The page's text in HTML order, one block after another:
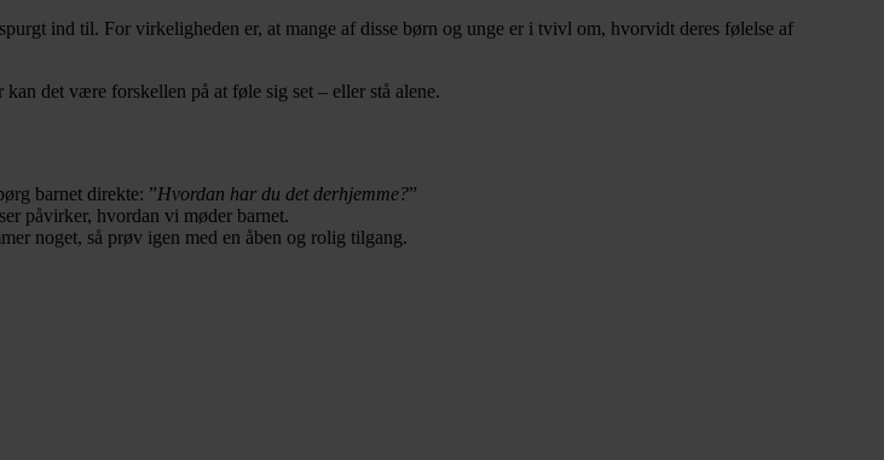
ind til. For virkeligheden er, at mange af disse børn og unge er i tvivl om, hvorvidt deres følelse af
det være forskellen på at føle sig set – eller stå alene.
barnet direkte: ”Hvordan har du det derhjemme?”
påvirker, hvordan vi møder barnet.
noget, så prøv igen med en åben og rolig tilgang.